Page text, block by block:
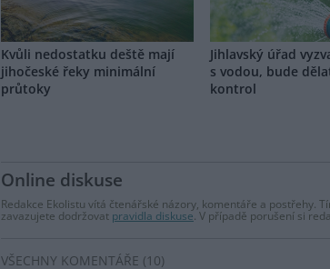
Kvůli nedostatku deště mají
jihočeské řeky minimální
průtoky
Jihlavský úřad
s vodou, bude
kontrol
Online diskuse
Redakce Ekolistu vítá čtenářské názory, komentáře a postřehy.
zavazujete dodržovat pravidla diskuse. V případě porušení si
VŠECHNY KOMENTÁŘE (10)